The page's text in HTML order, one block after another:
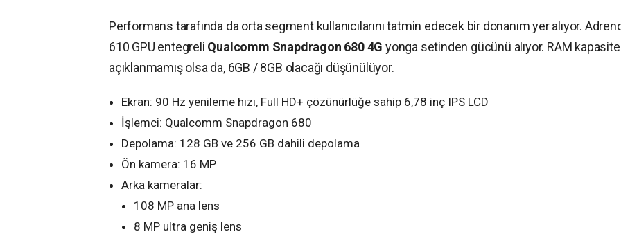
Performans tarafında da orta segment kullanıcılarını tatmin edecek bir donanım yer alıyor.
610 GPU entegreli Qualcomm Snapdragon 680 4G yonga setinden gücünü alıyor. RAM
açıklanmamış olsa da, 6GB / 8GB olacağı düşünülüyor.
Ekran: 90 Hz yenileme hızı, Full HD+ çözünürlüğe sahip 6,78 inç IPS LCD
İşlemci: Qualcomm Snapdragon 680
Depolama: 128 GB ve 256 GB dahili depolama
Ön kamera: 16 MP
Arka kameralar:
108 MP ana lens
8 MP ultra geniş lens